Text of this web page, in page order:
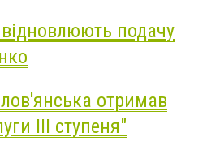
подачу
отримав
ІІІ ступеня"